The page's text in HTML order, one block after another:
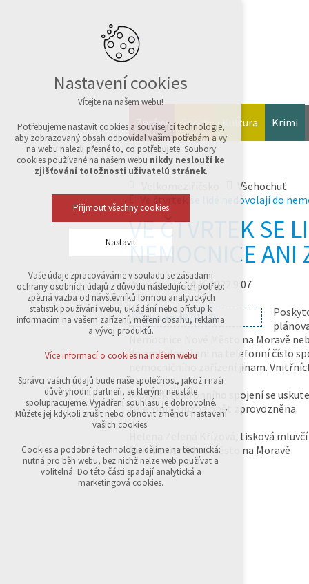
Zprávy Sport Kultura Krimi
Všehochuť
Ve čtvrtek se lidé nedovolají do
VE ČTVRTEK SE
NEMOCNICE ANI
Zveřejněno 24. 5. 2022 9:07
Nemocnice Nové Město na Moravě
do ambulancí ani na telefonní číslo
nemocničního zařízení jinam.
Výpadek telefonního spojení se
telefonní služba opět zprovozněna.
Helena Zelená Křížová, tisková mluvčí
Nemocnice Nové Město na Moravě
Nastavení cookies
Vítejte na našem webu!
Potřebujeme nastavit cookies a související technologie,
aby zobrazovaný obsah odpovídal vašim potřebám a vy
na webu nalezli přesně to, co potřebujete. Soubory
cookies používané na našem webu nikdy neslouží ke
zjišťování totožnosti uživatelů stránek.
Přijmout všechny cookies
Nastavit
Technická cookies
nutná pro provozování webu
udržení kontextu stránek (session): případná
přihlášení, volby jazyka, apod.
analytická pro anonymizované vyhodnocení
návštěvnosti
marketingová cookies (Google,Sklik)
Více informací o cookies na našem webu
Přijmout všechny cookies
Odmítnout vše
Vaše údaje zpracováváme v souladu se zásadami
ochrany osobních údajů z důvodu následujících potřeb:
zpětná vazba od návštěvníků formou analytických
statistik používání webu, ukládání nebo přístup k
informacím na vašem zařízení, měření obsahu, reklama
a vývoj produktů.
Více informací o cookies na našem webu
Správci vašich údajů bude naše společnost, jakož i naši
důvěryhodní partneři, se kterými neustále
spolupracujeme. Vyjádření souhlasu je dobrovolné.
Můžete jej kdykoli zrušit nebo obnovit změnou nastavení
vašich cookies.
Cookies a podobné technologie dělíme na technická:
nutná pro běh webu, bez nichž nelze web používat a
volitelná. Do této části spadají analytická a
marketingová cookies.